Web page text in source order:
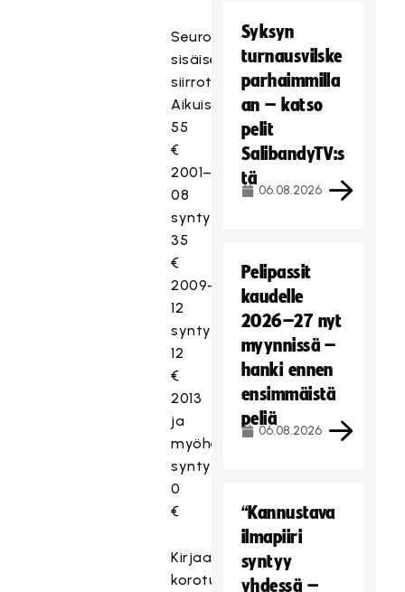
Seurojen
sisäiset
siirrot:
Aikuiset
55
€
2001–
08
syntyneet
35
€
2009–
12
syntyneet
12
€
2013
ja
myöhemmin
syntyneet
0
€
Kirjaamismaksujen
korotus
Syksyn
turnausvilske
parhaimmilla
an – katso
pelit
SalibandyTV:s
tä
06.08.2026
Pelipassit
kaudelle
2026–27 nyt
myynnissä –
hanki ennen
ensimmäistä
peliä
06.08.2026
“Kannustava
ilmapiiri
syntyy
yhdessä –